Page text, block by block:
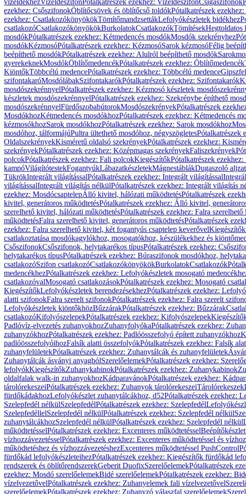
vizeldékhezVizeldeszifonPótalkatrészek ezekhez: VizeldeszifonCsigaszifonok
ezekhez: CsőszifonokÖblítőcsövek és öblítőcső toldókPótalkatrészek
ezekhez: CsatlakozókönyökökTömítőmandzsettákLefolyókészletek bidékhez
csatlakozóCsatlakozókönyökökBurkolatokCsatlakozókTömítésekHegtoldatos
mosdókPótalkatrészek ezekhez: Kétmedencés mosdókMosdók szekrényhez
mosdókKézmosóPótalkatrészek ezekhez: KézmosóSarok kézmosóFélig
beépíthető mosdókPótalkatrészek ezekhez: Alulról beépíthető mosdók
gyerekeknekMosdókÖblítőmedencékPótalkatrészek ezekhez: Öblítőmedencék
KiöntőkTöbbcélú medencePótalkatrészek ezekhez: Többcélú medence
szifontakaróMosdólábakSzifontakarókPótalkatrészek ezekhez: Szifontakarók
mosdószekrénnyelPótalkatrészek ezekhez: Kézmosó készletek
készletek mosdószekrénnyelPótalkatrészek ezekhez: Szekrénybe építhető
mosdószekrénnyelFürdőszobabútorokMosdószekrényekPótalkatrészek
MosdókhozKétmedencés mosdókhozPótalkatrészek ezekhez: Kétmedencés
kézmosókhozSarok mosdókhozPótalkatrészek ezekhez: Sarok mosdókhoz
mosdóhoz, tálformájúPultra ültethető mosdóhoz, négyszögletesPótalkatrészek
OldalszekrényekKisméretű oldalsó szekrényekPótalkatrészek ezekhez:
szekrényekPótalkatrészek ezekhez: Középmagas szekrényekFaliszekrények
polcokPótalkatrészek ezekhez: Fali polcokKiegészítőkPótalkatrészek
kampóVilágítótestekFogantyúkLábazatkészletekMágnestáblákDugaszoló
TükrökIntegrált világítássalPótalkatrészek ezekhez: Integrált világítással
világítássalIntegrált világítás nélkülPótalkatrészek ezekhez: Integrált világítás
ezekhez: MosdócsaptelepÁlló kivitel, hálózati működtetésPótalkatrészek
kivitel, generátoros működtetésPótalkatrészek ezekhez: Álló kivitel,
szerelhető kivitel, hálózati működtetésPótalkatrészek ezekhez: Falra
működtetésFalra szerelhető kivitel, generátoros működtetésPótalkatrészek
ezekhez: Falra szerelhető kivitel, két fogantyús csaptelep keverővelKiegészítők
csatlakoztatása mosdókagylókhoz, mosogatókhoz, készülékekhez és
CsőszifonokCsőszifonok, helytakarékos típusPótalkatrészek ezekhez:
helytakarékos típusPótalkatrészek ezekhez: Búraszifonok mosdókhoz,
csatlakozóSzifon csatlakozóCsatlakozókönyökökBurkolatokCsatlakozók
medencékhezPótalkatrészek ezekhez: Lefolyókészletek mosogató
csatlakozóvalMosogató csatlakozásokPótalkatrészek ezekhez: Mosogató
KiegészítőkLefolyókészletek berendezésekhezPótalkatrészek ezekhez:
alatti szifonokFalra szerelt szifonokPótalkatrészek ezekhez: Falra szerelt
Lefolyókészletek kiöntőkhözBűzzárakPótalkatrészek ezekhez: Bűzzárak
csatlakozóKifolyószelepekPótalkatrészek ezekhez: Kifolyószelepek
Padlóvíz-elvezetés zuhanyokhozZuhanyfolyókaPótalkatrészek ezekhez:
zuhanyzókhozPótalkatrészek ezekhez: Padlóösszefolyó épített zuhanyzókhoz
padlóösszefolyóihozFalsík alatti összefolyókPótalkatrészek ezekhez: Falsík
zuhanyfelületekPótalkatrészek ezekhez: Zuhanytálcák és zuhanyfelületek
Zuhanytálcák ásványi anyagbólSzerelőelemekPótalkatrészek ezekhez:
lefolyókKiegészítőkZuhanykabinokPótalkatrészek ezekhez: Zuhanykabinok
oldalfalak walk-in zuhanyokhozKádparavánokPótalkatrészek ezekhez:
tárolórekeszeiPótalkatrészek ezekhez: Zuhanyok tárolórekeszeiTárolórekeszek
fürdőkádakhozLefolyókészlet zuhanytálcákhoz, d52Pótalkatrészek ezekhez:
Szelepfedél nélkülSzelepfedélPótalkatrészek ezekhez: Szelepfedél
SzelepfedéllelSzelepfedél nélkülPótalkatrészek ezekhez: Szelepfedél nélkül
zuhanytálcákhozSzelepfedél nélkülPótalkatrészek ezekhez: Szelepfedél nélkül
működtetésselPótalkatrészek ezekhez: Excenteres működtetéssel
vízhozzávezetésselPótalkatrészek ezekhez: Excenteres működtetéssel és
működtetéshez és vízhozzávezetéshezExcenteres működtetéssel PushControl
fürdőkád lefolyókészleteihezPótalkatrészek ezekhez: Kiegészítők fürdőkád
rendszerek és öblítőrendszerekGeberit DuofixSzerelőelemekPótalkatrészek
ezekhez: Mosdó szerelőelemekBidé szerelőelemekPótalkatrészek ezekhez:
vízelvezetővelPótalkatrészek ezekhez: Zuhanyelemek fali vízelvezetővel
szerelőelemekPótalkatrészek ezekhez: Zuhanyzó válaszfal szerelőelemek